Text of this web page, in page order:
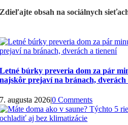
Zdieľajte obsah na sociálnych
Letné búrky preveria dom za pár
najskôr prejaví na bránach, dverách
7. augusta 2026|0 Comments